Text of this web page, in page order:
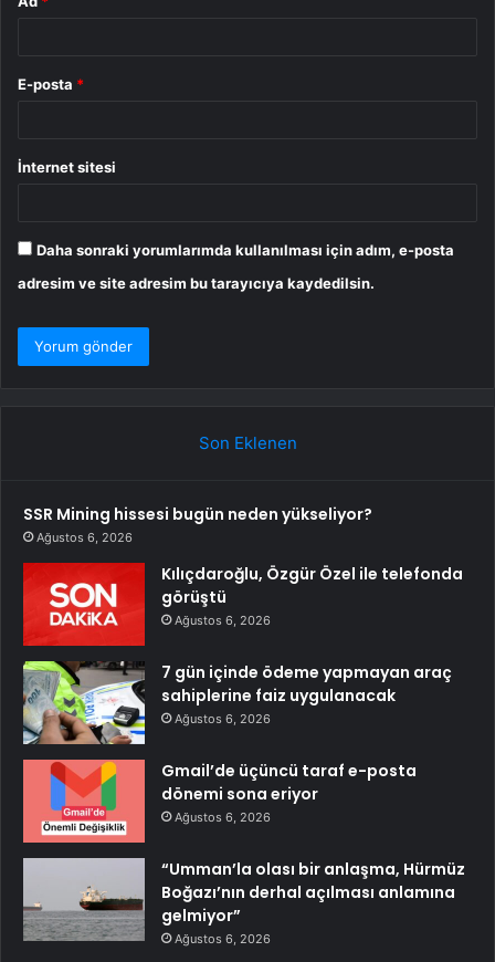
E-posta *
İnternet sitesi
Daha sonraki yorumlarımda kullanılması için adım, e-posta
adresim ve site adresim bu tarayıcıya kaydedilsin.
Son Eklenen
SSR Mining hissesi bugün neden yükseliyor?
Ağustos 6, 2026
Kılıçdaroğlu, Özgür Özel ile telefonda
görüştü
Ağustos 6, 2026
7 gün içinde ödeme yapmayan araç
sahiplerine faiz uygulanacak
Ağustos 6, 2026
Gmail’de üçüncü taraf e-posta
dönemi sona eriyor
Ağustos 6, 2026
“Umman’la olası bir anlaşma, Hürmüz
Boğazı’nın derhal açılması anlamına
gelmiyor”
Ağustos 6, 2026